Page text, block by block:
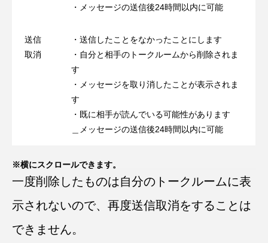
・メッセージの送信後24時間以内に可能
送信
取消
・送信したことをなかったことにします
・自分と相手のトークルームから削除されま
す
・メッセージを取り消したことが表示されま
す
・既に相手が読んでいる可能性があります
＿メッセージの送信後24時間以内に可能
※横にスクロールできます。
一度削除したものは自分のトークルームに表
示されないので、再度送信取消をすることは
できません。